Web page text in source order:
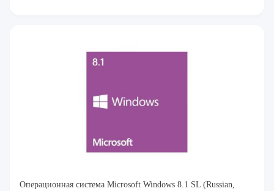
Операционная система Microsoft Windows 8.1 SL (Russian,